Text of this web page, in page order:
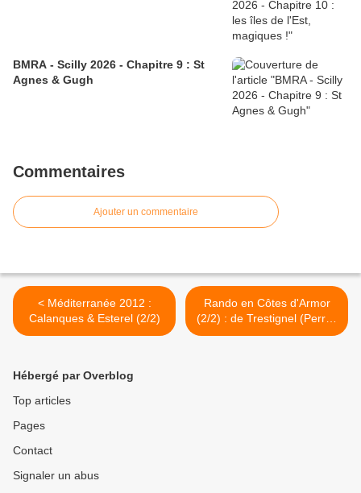
BMRA - Scilly 2026 - Chapitre 9 : St
Agnes & Gugh
Commentaires
Ajouter un commentaire
< Méditerranée 2012 :
Calanques & Esterel (2/2)
Rando en Côtes d'Armor
(2/2) : de Trestignel (Perros
Guirec) à Mean Ruz (22) >
Hébergé par Overblog
Top articles
Pages
Contact
Signaler un abus